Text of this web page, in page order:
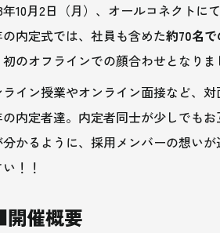
年10月2日（月）、オールコネクトに
内定式では、社員も含めた約70名で
初のオフラインでの顔合わせとなりま
ライン授業やオンライン面接など、
内定者達。内定者同士が少しでも
分かるように、採用メンバーの想い
！！
催概要